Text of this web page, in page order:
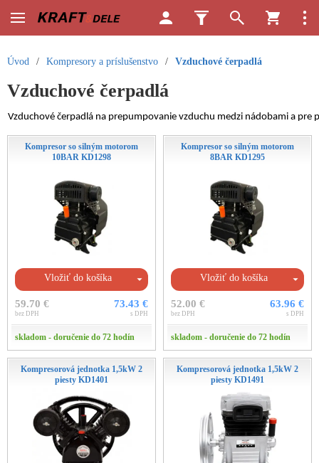
Úvod / Kompresory a príslušenstvo / Vzduchové čerpadlá
Vzduchové čerpadlá
Vzduchové čerpadlá na prepumpovanie vzduchu medzi nádobami a
Kompresor so silným motorom
10BAR KD1298
Vložiť do košíka
59.70 €
bez DPH
73.43 €
s DPH
skladom - doručenie do 72 hodín
Kompresor so silným motorom
8BAR KD1295
Vložiť do košíka
52.00 €
bez DPH
63.96 €
s DPH
skladom - doručenie do 72 hodín
Kompresorová jednotka 1,5kW 2
piesty KD1401
Kompresorová jednotka 1,5kW 2
piesty KD1491